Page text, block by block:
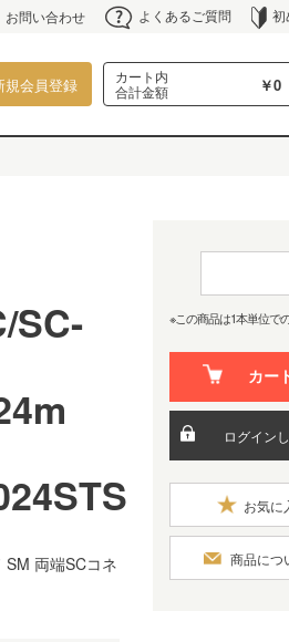
お問い合わせ よくあるご質問 初
規会員登録
カート内
合計金額
￥0
SC-
両端SCコネ
※この商品は1本単位で
カー
ログイン
お気に
商品につ